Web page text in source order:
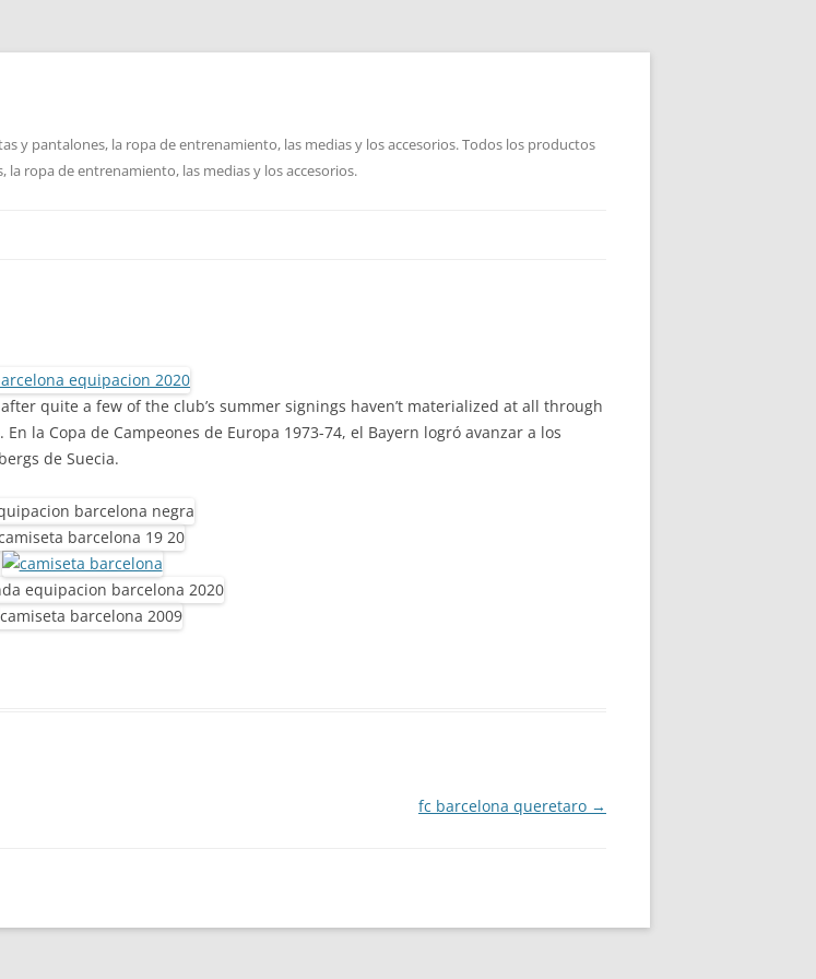
y pantalones, la ropa de entrenamiento, las medias y los accesorios. Todos los productos
ropa de entrenamiento, las medias y los accesorios.
quite a few of the club’s summer signings haven’t materialized at all through
la Copa de Campeones de Europa 1973-74, el Bayern logró avanzar a los
de Suecia.
fc barcelona queretaro →